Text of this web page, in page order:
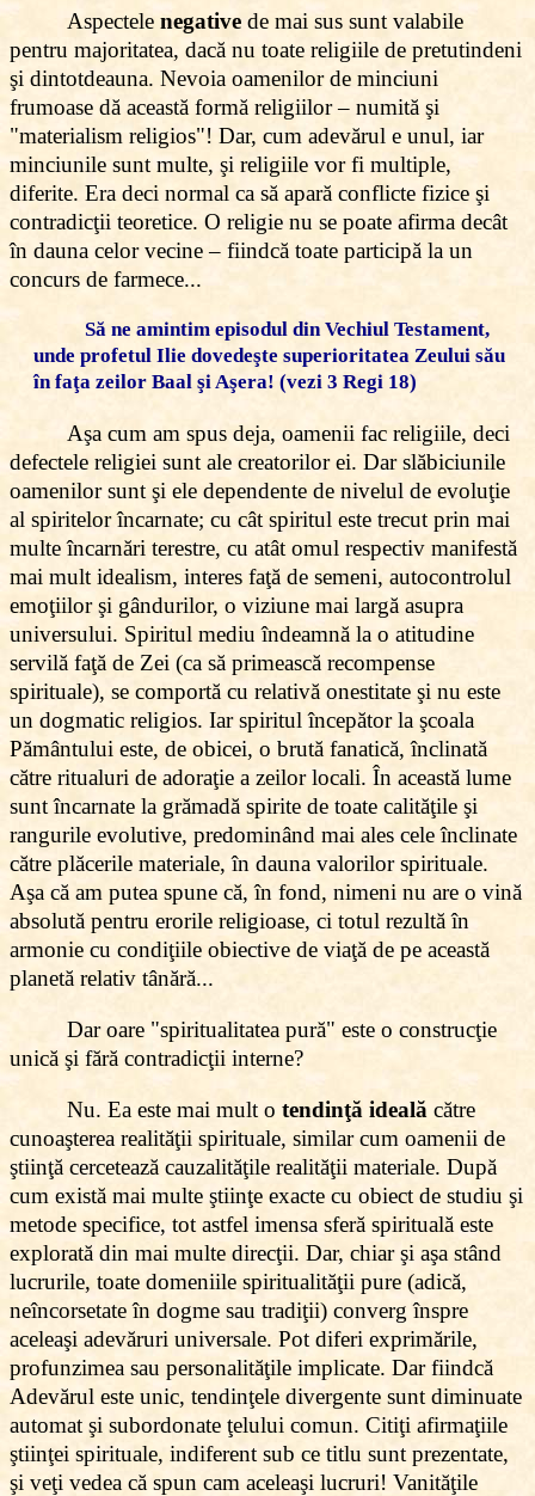
Aspectele negative de mai sus sunt valabile
pentru majoritatea, dacă nu toate religiile de pretutindeni
şi dintotdeauna. Nevoia oamenilor de minciuni
frumoase dă această formă religiilor – numită şi
"materialism religios"! Dar, cum adevărul e unul, iar
minciunile sunt multe, şi religiile vor fi multiple,
diferite. Era deci normal ca să apară conflicte fizice şi
contradicţii teoretice. O religie nu se poate afirma decât
în dauna celor vecine – fiindcă toate participă la un
concurs de farmece...
Să ne amintim episodul din Vechiul Testament,
unde profetul Ilie dovedeşte superioritatea Zeului său
în faţa zeilor Baal şi Aşera! (vezi 3 Regi 18)
Aşa cum am spus deja, oamenii fac religiile, deci
defectele religiei sunt ale creatorilor ei. Dar slăbiciunile
oamenilor sunt şi ele dependente de nivelul de evoluţie
al spiritelor încarnate; cu cât spiritul este trecut prin mai
multe încarnări terestre, cu atât omul respectiv manifestă
mai mult idealism, interes faţă de semeni, autocontrolul
emoţiilor şi gândurilor, o viziune mai largă asupra
universului. Spiritul mediu îndeamnă la o atitudine
servilă faţă de Zei (ca să primească recompense
spirituale), se comportă cu relativă onestitate şi nu este
un dogmatic religios. Iar spiritul începător la şcoala
Pământului este, de obicei, o brută fanatică, înclinată
către ritualuri de adoraţie a zeilor locali. În această lume
sunt încarnate la grămadă spirite de toate calităţile şi
rangurile evolutive, predominând mai ales cele înclinate
către plăcerile materiale, în dauna valorilor spirituale.
Aşa că am putea spune că, în fond, nimeni nu are o vină
absolută pentru erorile religioase, ci totul rezultă în
armonie cu condiţiile obiective de viaţă de pe această
planetă relativ tânără...
Dar oare "spiritualitatea pură" este o construcţie
unică şi fără contradicţii interne?
Nu. Ea este mai mult o tendinţă ideală către
cunoaşterea realităţii spirituale, similar cum oamenii de
ştiinţă cercetează cauzalităţile realităţii materiale. După
cum există mai multe ştiinţe exacte cu obiect de studiu şi
metode specifice, tot astfel imensa sferă spirituală este
explorată din mai multe direcţii. Dar, chiar şi aşa stând
lucrurile, toate domeniile spiritualităţii pure (adică,
neîncorsetate în dogme sau tradiţii) converg înspre
aceleaşi adevăruri universale. Pot diferi exprimările,
profunzimea sau personalităţile implicate. Dar fiindcă
Adevărul este unic, tendinţele divergente sunt diminuate
automat şi subordonate ţelului comun. Citiţi afirmaţiile
ştiinţei spirituale, indiferent sub ce titlu sunt prezentate,
şi veţi vedea că spun cam aceleaşi lucruri! Vanităţile